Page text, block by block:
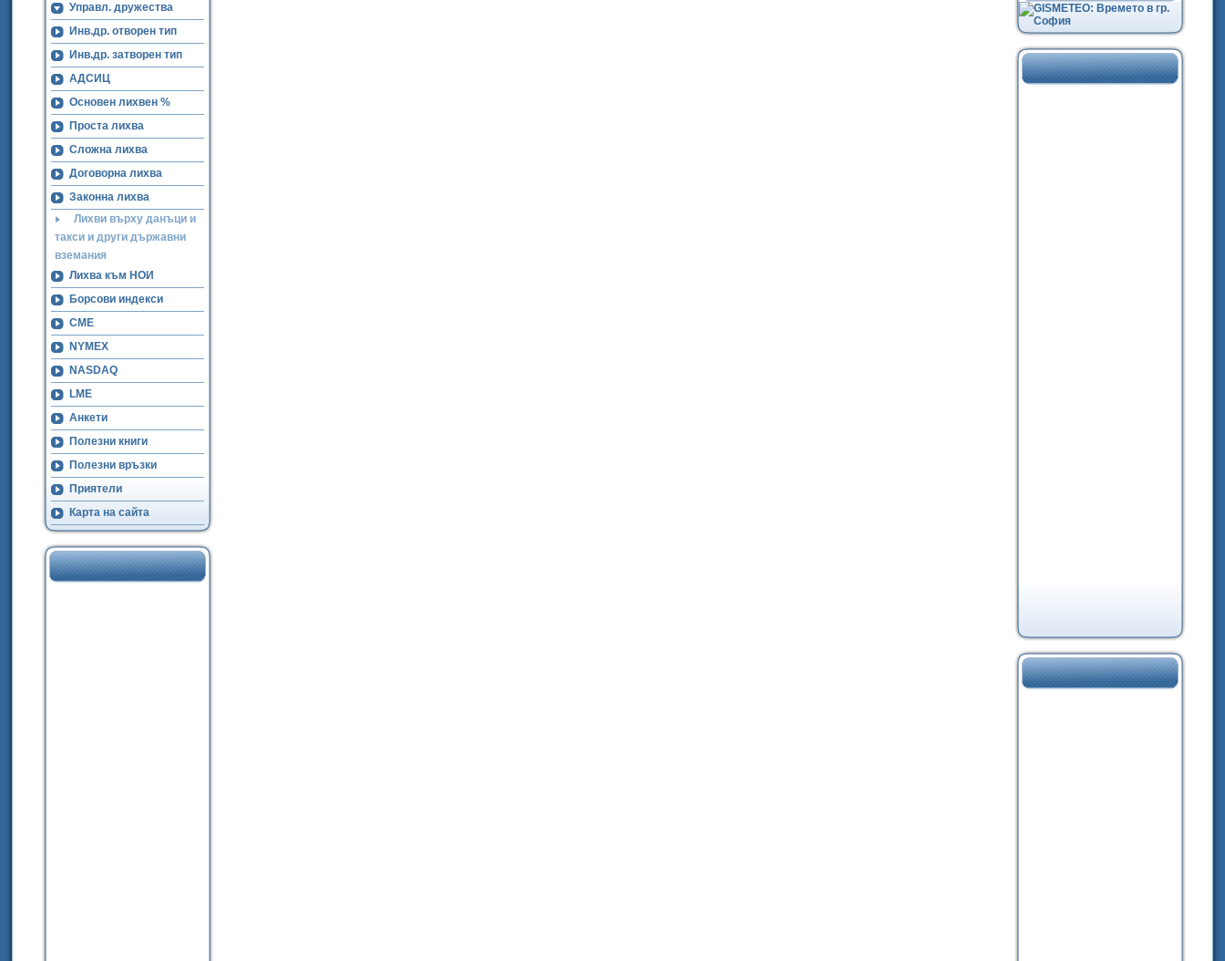
Управл. дружества
Инв.др. отворен тип
Инв.др. затворен тип
АДСИЦ
Основен лихвен %
Проста лихва
Сложна лихва
Договорна лихва
Законна лихва
Лихви върху данъци и
такси и други държавни
вземания
Лихва към НОИ
Борсови индекси
CME
NYMEX
NASDAQ
LME
Анкети
Полезни книги
Полезни връзки
Приятели
Карта на сайта